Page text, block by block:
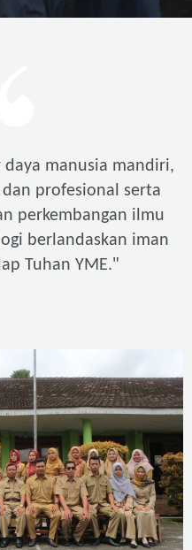
manusia mandiri,
profesional serta
perkembangan ilmu
berlandaskan iman
Tuhan YME."